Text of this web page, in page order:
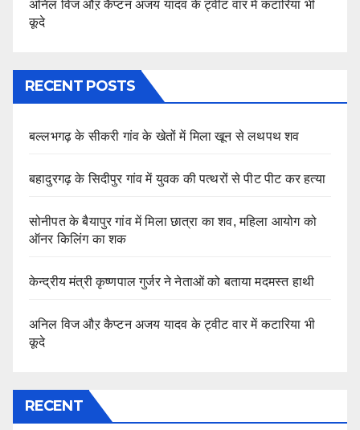
अनिल विज औऱ कैप्टन अजय यादव के ट्वीट वार में कटारिया भी
कूदे
RECENT POSTS
बल्लभगढ़ के सीकरी गांव के खेतों में मिला खून से लथपथ शव
बहादुरगढ़ के सिदीपुर गांव में युवक की पत्थरों से पीट पीट कर हत्या
सोनीपत के बैयापुर गांव में मिला छात्रा का शव, महिला आयोग को
ऑनर किलिंग का शक
केन्द्रीय मंत्री कृष्णपाल गुर्जर ने नेताओं को बताया मदमस्त हाथी
अनिल विज औऱ कैप्टन अजय यादव के ट्वीट वार में कटारिया भी
कूदे
RECENT